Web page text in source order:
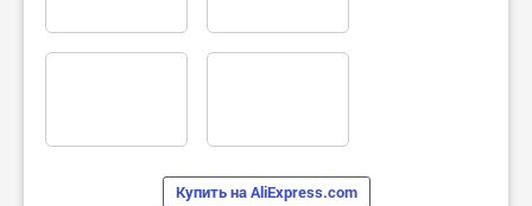
Купить на AliExpress.com